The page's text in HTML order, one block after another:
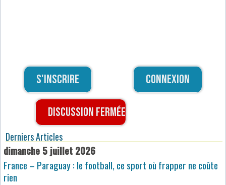
S'inscrire Connexion
Discussion fermée
Derniers Articles
dimanche 5 juillet 2026
France – Paraguay : le football, ce sport où frapper ne coûte
rien